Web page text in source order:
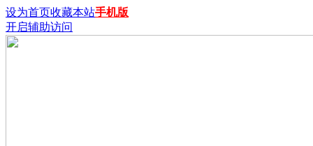
设为首页收藏本站手机版
开启辅助访问